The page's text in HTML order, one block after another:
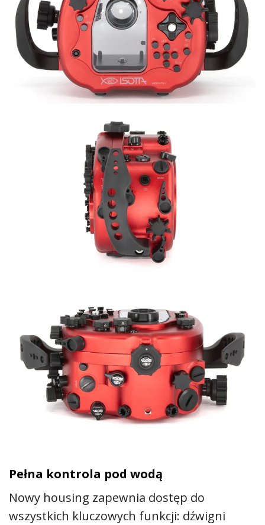
Pełna kontrola pod wodą
Nowy housing zapewnia dostęp do
wszystkich kluczowych funkcji: dźwigni